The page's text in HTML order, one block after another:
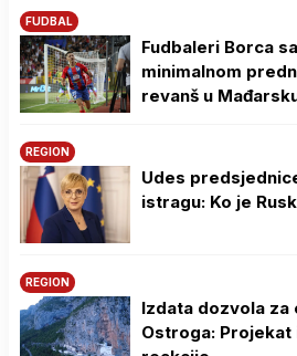
FUDBAL
Fudbaleri Borca
minimalnom
revanš u
REGION
Udes
istragu: Ko je
REGION
Izdata dozvola za
Ostroga: